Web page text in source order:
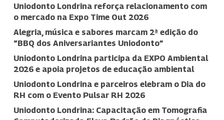
Uniodonto Londrina reforça relacionamento com
o mercado na Expo Time Out 2026
Alegria, música e sabores marcam 2ª edição do
“BBQ dos Aniversariantes Uniodonto”
Uniodonto Londrina participa da EXPO Ambiental
2026 e apoia projetos de educação ambiental
Uniodonto Londrina e parceiros elebram o Dia do
RH com o Evento Pulsar RH 2026
Uniodonto Londrina: Capacitação em Tomografia